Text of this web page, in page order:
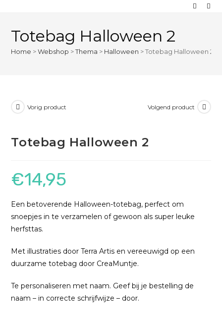
Totebag Halloween 2
Home >Webshop >Thema > Halloween >Totebag Halloween 2
Vorig product Volgend product
Totebag Halloween 2
€14,95
Een betoverende Halloween-totebag, perfect om
snoepjes in te verzamelen of gewoon als super leuke
herfsttas.
Met illustraties door Terra Artis en vereeuwigd op een
duurzame totebag door CreaMuntje.
Te personaliseren met naam. Geef bij je bestelling de
naam – in correcte schrijfwijze – door.